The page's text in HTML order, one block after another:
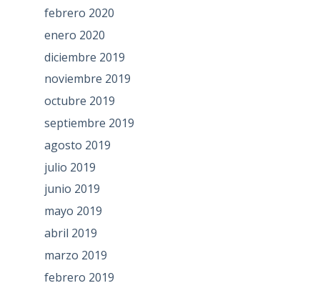
febrero 2020
enero 2020
diciembre 2019
noviembre 2019
octubre 2019
septiembre 2019
agosto 2019
julio 2019
junio 2019
mayo 2019
abril 2019
marzo 2019
febrero 2019